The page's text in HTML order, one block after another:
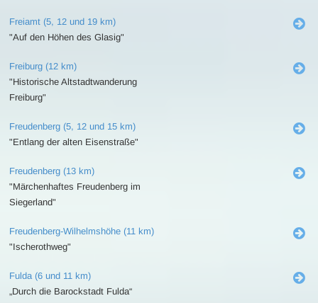
Freiamt (5, 12 und 19 km)
"Auf den Höhen des Glasig"
Freiburg (12 km)
"Historische Altstadtwanderung
Freiburg"
Freudenberg (5, 12 und 15 km)
"Entlang der alten Eisenstraße"
Freudenberg (13 km)
"Märchenhaftes Freudenberg im
Siegerland"
Freudenberg-Wilhelmshöhe (11 km)
"Ischerothweg"
Fulda (6 und 11 km)
„Durch die Barockstadt Fulda“